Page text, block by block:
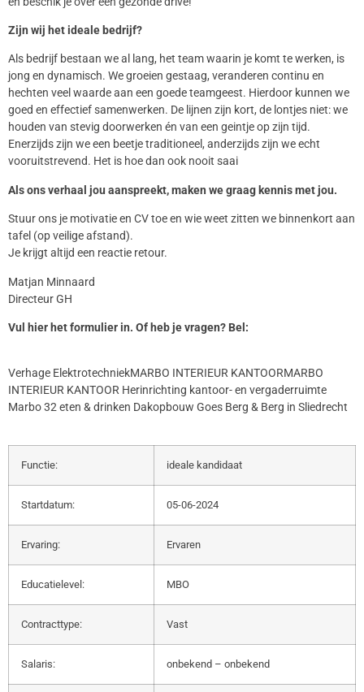
Zijn wij het ideale bedrijf?
Als bedrijf bestaan we al lang, het team waarin je komt te werken, is
jong en dynamisch. We groeien gestaag, veranderen continu en
hechten veel waarde aan een goede teamgeest. Hierdoor kunnen we
goed en effectief samenwerken. De lijnen zijn kort, de lontjes niet: we
houden van stevig doorwerken én van een geintje op zijn tijd.
Enerzijds zijn we een beetje traditioneel, anderzijds zijn we echt
vooruitstrevend. Het is hoe dan ook nooit saai
Als ons verhaal jou aanspreekt, maken we graag kennis met jou.
Stuur ons je motivatie en CV toe en wie weet zitten we binnenkort aan
tafel (op veilige afstand).
Je krijgt altijd een reactie retour.
Matjan Minnaard
Directeur GH
Vul hier het formulier in. Of heb je vragen? Bel:
Verhage ElektrotechniekMARBO INTERIEUR KANTOORMARBO
INTERIEUR KANTOOR Herinrichting kantoor- en vergaderruimte
Marbo 32 eten & drinken Dakopbouw Goes Berg & Berg in Sliedrecht
Functie: ideale kandidaat
Startdatum: 05-06-2024
Ervaring: Ervaren
Educatielevel: MBO
Contracttype: Vast
Salaris: onbekend – onbekend